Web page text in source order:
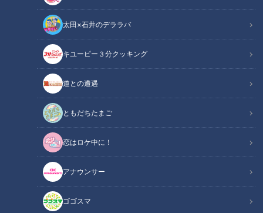
太田×石井のデララバ
キユーピー３分クッキング
道との遭遇
ともだちたまご
恋はロケ中に！
アナウンサー
ゴゴスマ
アナウンサー
アナウンサーYouTube企画
限られた時間の中で合わせていきます。
【本編動画の概要はこちら】
今回は3月に開催されたCBCテレビ5チャン春祭りの裏側を
Vlog風にお届けします！柳沢アナが自身のスマホを片手にス
テージの裏側、イベントの様子、アナウンス部の当日どんな動